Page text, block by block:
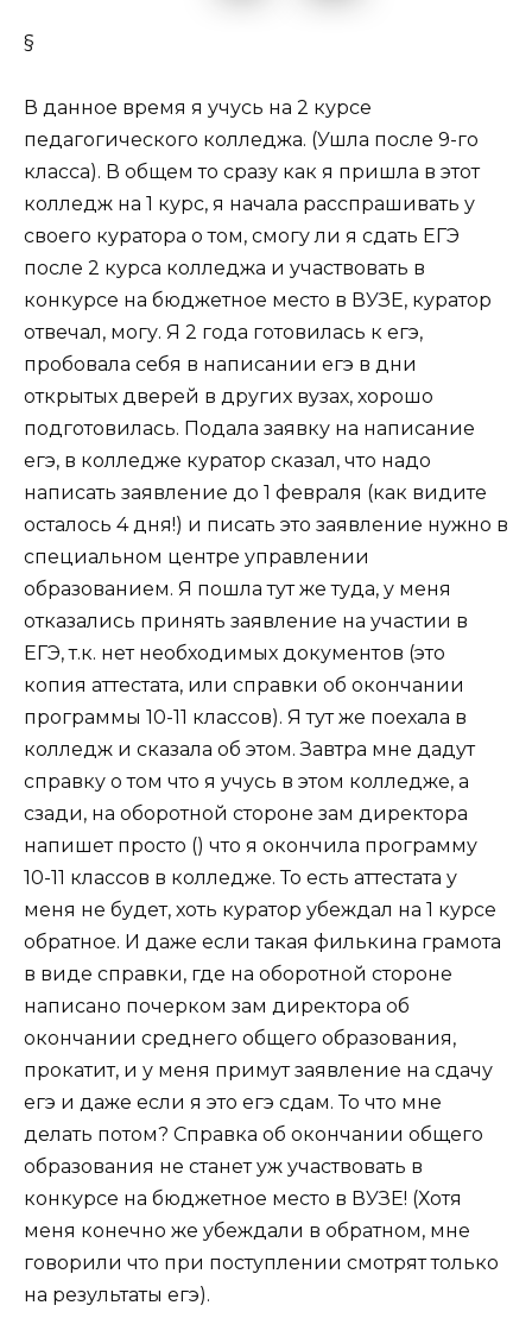
§
В данное время я учусь на 2 курсе
педагогического колледжа. (Ушла после 9-го
класса). В общем то сразу как я пришла в этот
колледж на 1 курс, я начала расспрашивать у
своего куратора о том, смогу ли я сдать ЕГЭ
после 2 курса колледжа и участвовать в
конкурсе на бюджетное место в ВУЗЕ, куратор
отвечал, могу. Я 2 года готовилась к егэ,
пробовала себя в написании егэ в дни
открытых дверей в других вузах, хорошо
подготовилась. Подала заявку на написание
егэ, в колледже куратор сказал, что надо
написать заявление до 1 февраля (как видите
осталось 4 дня!) и писать это заявление нужно в
специальном центре управлении
образованием. Я пошла тут же туда, у меня
отказались принять заявление на участии в
ЕГЭ, т.к. нет необходимых документов (это
копия аттестата, или справки об окончании
программы 10-11 классов). Я тут же поехала в
колледж и сказала об этом. Завтра мне дадут
справку о том что я учусь в этом колледже, а
сзади, на оборотной стороне зам директора
напишет просто () что я окончила программу
10-11 классов в колледже. То есть аттестата у
меня не будет, хоть куратор убеждал на 1 курсе
обратное. И даже если такая филькина грамота
в виде справки, где на оборотной стороне
написано почерком зам директора об
окончании среднего общего образования,
прокатит, и у меня примут заявление на сдачу
егэ и даже если я это егэ сдам. То что мне
делать потом? Справка об окончании общего
образования не станет уж участвовать в
конкурсе на бюджетное место в ВУЗЕ! (Хотя
меня конечно же убеждали в обратном, мне
говорили что при поступлении смотрят только
на результаты егэ).